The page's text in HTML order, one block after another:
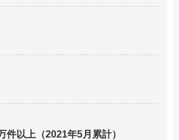
件以上（2021年5月累計）